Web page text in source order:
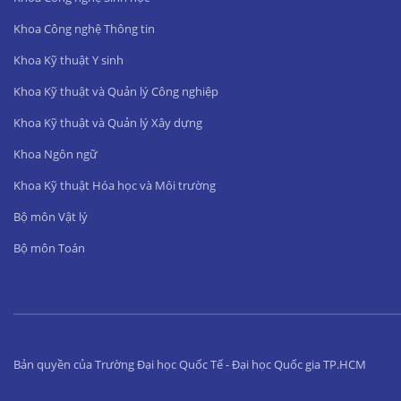
Khoa Công nghệ Thông tin
Khoa Kỹ thuật Y sinh
Khoa Kỹ thuật và Quản lý Công nghiệp
Khoa Kỹ thuật và Quản lý Xây dựng
Khoa Ngôn ngữ
Khoa Kỹ thuật Hóa học và Môi trường
Bộ môn Vật lý
Bộ môn Toán
Bản quyền của Trường Đại học Quốc Tế - Đại học Quốc gia TP.HCM